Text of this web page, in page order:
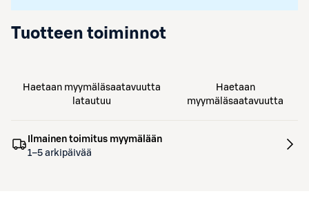
Tuotteen toiminnot
Haetaan myymäläsaatavuutta
latautuu
Haetaan
myymäläsaatavuutta
Ilmainen toimitus myymälään
1–5 arkipäivää